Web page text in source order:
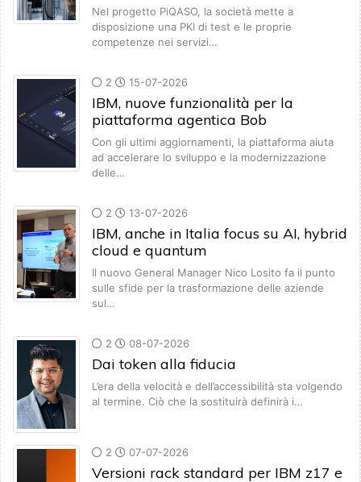
Nel progetto PiQASO, la società mette a
disposizione una PKI di test e le proprie
competenze nei servizi…
2 15-07-2026
IBM, nuove funzionalità per la
piattaforma agentica Bob
Con gli ultimi aggiornamenti, la piattaforma aiuta
ad accelerare lo sviluppo e la modernizzazione
delle…
2 13-07-2026
IBM, anche in Italia focus su AI, hybrid
cloud e quantum
Il nuovo General Manager Nico Losito fa il punto
sulle sfide per la trasformazione delle aziende
sul…
2 08-07-2026
Dai token alla fiducia
L’era della velocità e dell’accessibilità sta volgendo
al termine. Ciò che la sostituirà definirà i…
2 07-07-2026
Versioni rack standard per IBM z17 e